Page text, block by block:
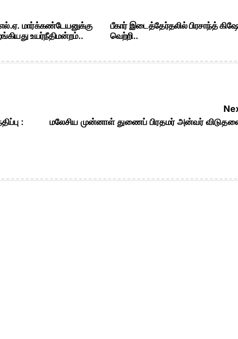
மார்க்கண்டேயனுக்கு
உயர்நீதிமன்றம்..
பீகார் இடைத்தேர்தலில் பிரசாந்த்
வெற்றி..
:
மலேசிய முன்னாள் துணைப் பிரதமர் அன்வர்